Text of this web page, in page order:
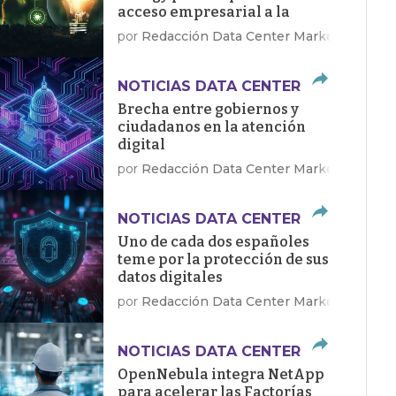
acceso empresarial a la
energía limpia
por Redacción Data Center Market
NOTICIAS DATA CENTER
Brecha entre gobiernos y
ciudadanos en la atención
digital
por Redacción Data Center Market
NOTICIAS DATA CENTER
Uno de cada dos españoles
teme por la protección de sus
datos digitales
por Redacción Data Center Market
NOTICIAS DATA CENTER
OpenNebula integra NetApp
para acelerar las Factorías